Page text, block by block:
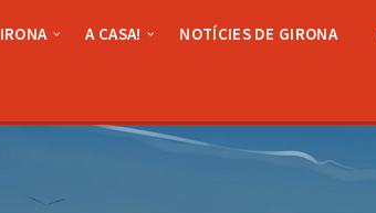
A CASA! NOTÍCIES DE GIRONA